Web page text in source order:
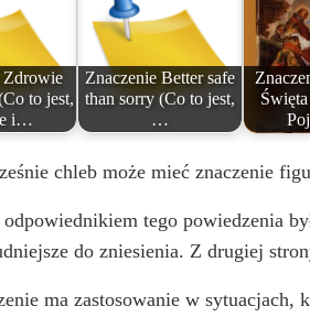
Zdrowie
to jest,
i…
Znaczenie Better safe
than sorry (Co to jest,
…
chleb może mieć znaczenie
tego powiedzenia
do zniesienia. Z drugiej
ma zastosowanie w